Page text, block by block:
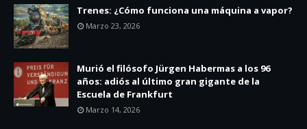
Trenes: ¿Cómo funciona una máquina a vapor?
Marzo 23, 2026
Murió el filósofo Jürgen Habermas a los 96
años: adiós al último gran gigante de la
Escuela de Frankfurt
Marzo 14, 2026